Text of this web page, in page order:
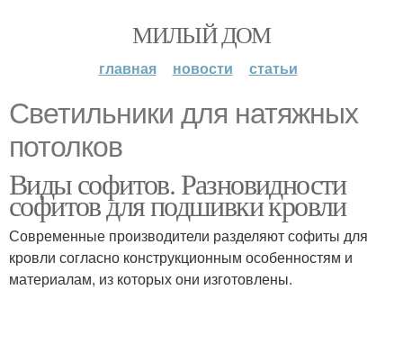
МИЛЫЙ ДОМ
главная новости статьи
Светильники для натяжных
потолков
Виды софитов. Разновидности
софитов для подшивки кровли
Современные производители разделяют софиты для
кровли согласно конструкционным особенностям и
материалам, из которых они изготовлены.